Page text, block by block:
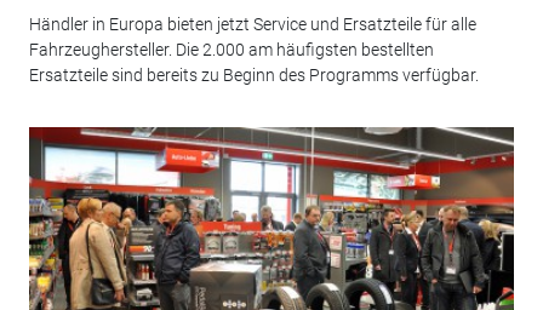
Händler in Europa bieten jetzt Service und Ersatzteile für alle
Fahrzeughersteller. Die 2.000 am häufigsten bestellten
Ersatzteile sind bereits zu Beginn des Programms verfügbar.